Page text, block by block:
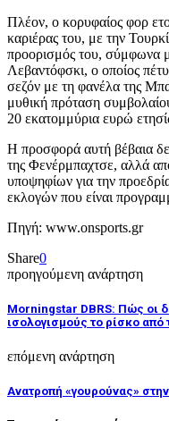
Πλέον, ο κορυφαίος φορ
καριέρας του, με την
προορισμός του, σύμφωνα
Λεβαντόφσκι, ο οποίος
σεζόν με τη φανέλα της
μυθική πρόταση
20 εκατομμύρια ευρώ
Η προσφορά αυτή βέβαια
της Φενέρμπαχτσε, αλλά
υποψηφίων για την
εκλογών που είναι
Πηγή: www.onsports.gr
Share0
προηγούμενη ανάρτηση
Morningstar DBRS: Πώς οι
ισολογισμούς το ρίσκο
επόμενη ανάρτηση
Ανατροπή «γουρούνας»